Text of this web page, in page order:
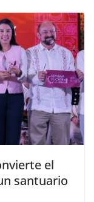
el
santuario